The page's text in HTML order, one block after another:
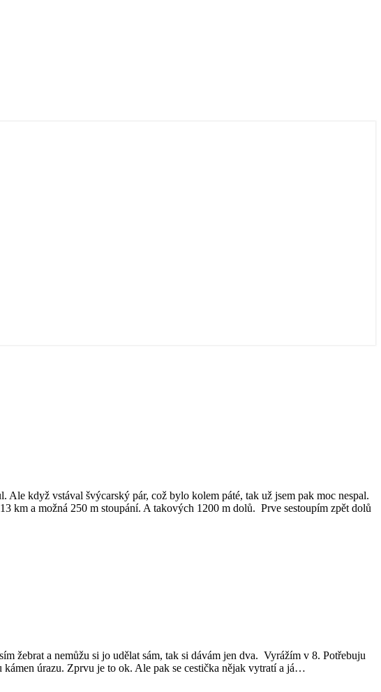
když vstával švýcarský pár, což bylo kolem páté, tak už jsem pak moc nespal.
km a možná 250 m stoupání. A takových 1200 m dolů. Prve sestoupím zpět dolů
žebrat a nemůžu si jo udělat sám, tak si dávám jen dva. Vyrážím v 8. Potřebuju
kámen úrazu. Zprvu je to ok. Ale pak se cestička nějak vytratí a já…